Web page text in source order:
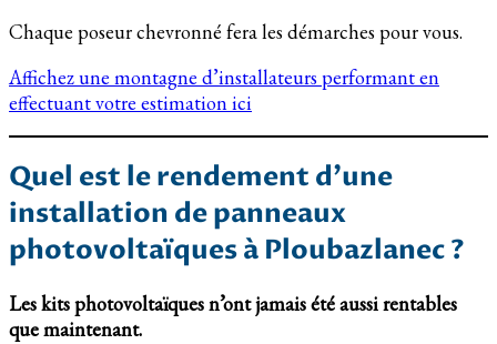
Chaque poseur chevronné fera les démarches pour vous.
Affichez une montagne d’installateurs performant en
effectuant votre estimation ici
Quel est le rendement d’une
installation de panneaux
photovoltaïques à Ploubazlanec ?
Les kits photovoltaïques n’ont jamais été aussi rentables
que maintenant.